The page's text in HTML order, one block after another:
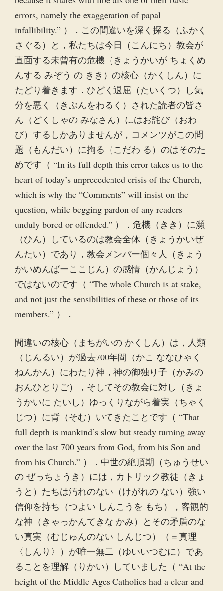
errors, namely the exaggeration of papal
infallibility.” ）．この間違いを深く探る（ふかく
さぐる）と，私たちは今日（こんにち）教会が
直面する未曾有の危機（きょうかいが ちょくめ
んする みぞう の きき）の核心（かくしん）に
たどり着きます．ひどく退屈（たいくつ）し気
分を悪く（きぶんをわるく）された読者の皆さ
ん（どくしゃの みなさん）にはお詫び（おわ
び）するしかありませんが，コメンツがこの問
題（もんだい）に拘る（こだわ る）のはそのた
めです（ “In its full depth this error takes us to the
heart of today’s unprecedented crisis of the Church,
which is why the “Comments” will insist on the
question, while begging pardon of any readers
unduly bored or offended.” ）．危機（きき）に瀕
（ひん）しているのは教会全体（きょうかいぜ
んたい）であり，教会メンバー個々人（きょう
かいめんばーここじん）の感情（かんじょう）
ではないのです（ “The whole Church is at stake,
and not just the sensibilities of these or those of its
members.” ）．
間違いの核心（まちがいの かくしん）は，人類
（じんるい）が過去700年間（かこ ななひゃく
ねんかん）にわたり神，神の御独り子（かみの
おんひとりご），そしてその教会に対し（きょ
うかいに たいし）ゆっくりながら着実（ちゃく
じつ）に背（そむ）いてきたことです（ “That
full depth is mankind’s slow but steady turning away
over the last 700 years from God, from his Son and
from his Church.” ）．中世の絶頂期（ちゅうせい
の ぜっちょうき）には，カトリック教徒（きょ
うと）たちは汚れのない（けがれの ない）強い
信仰を持ち（つよい しんこうを もち），客観的
な神（きゃっかんてきな かみ）とその矛盾のな
い真実（むじゅんのない しんじつ）（＝真理
〈しんり〉）が唯一無二（ゆいいつむに）であ
ることを理解（りかい）していました（ “At the
height of the Middle Ages Catholics had a clear and